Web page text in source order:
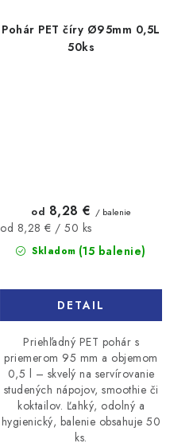
Pohár PET číry Ø95mm 0,5L
50ks
Skladom (15 balenie)
od 8,28 € / balenie
Jednotková
cena:
od 8,28 € / 50 ks
DETAIL
Priehľadný PET pohár s
priemerom 95 mm a objemom
0,5 l – skvelý na servírovanie
studených nápojov, smoothie či
koktailov. Ľahký, odolný a
hygienický, balenie obsahuje 50
ks.